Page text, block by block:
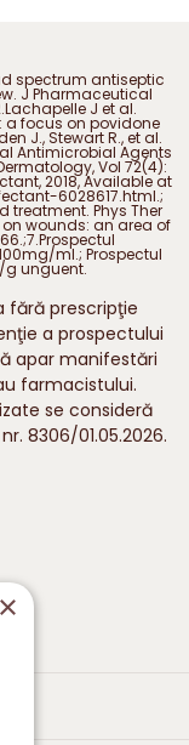
spectrum antiseptic
J Pharmaceutical
J et al.
a focus on povidone
J., Stewart R., et al.
Antimicrobial Agents
Vol 72(4):
2018, Available at
6028617.html.;
treatment. Phys Ther
on wounds: an area of
ml.; Prospectul
unguent.
fără prescripţie
a prospectului
apar manifestări
farmacistului.
se consideră
8306/01.05.2026.
×